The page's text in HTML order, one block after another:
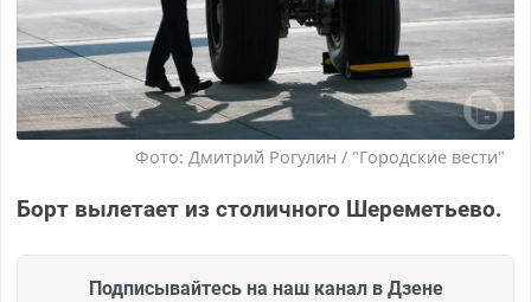
Фото: Дмитрий Рогулин / "Городские вести"
Борт вылетает из столичного Шереметьево.
Подписывайтесь на наш канал в Дзене